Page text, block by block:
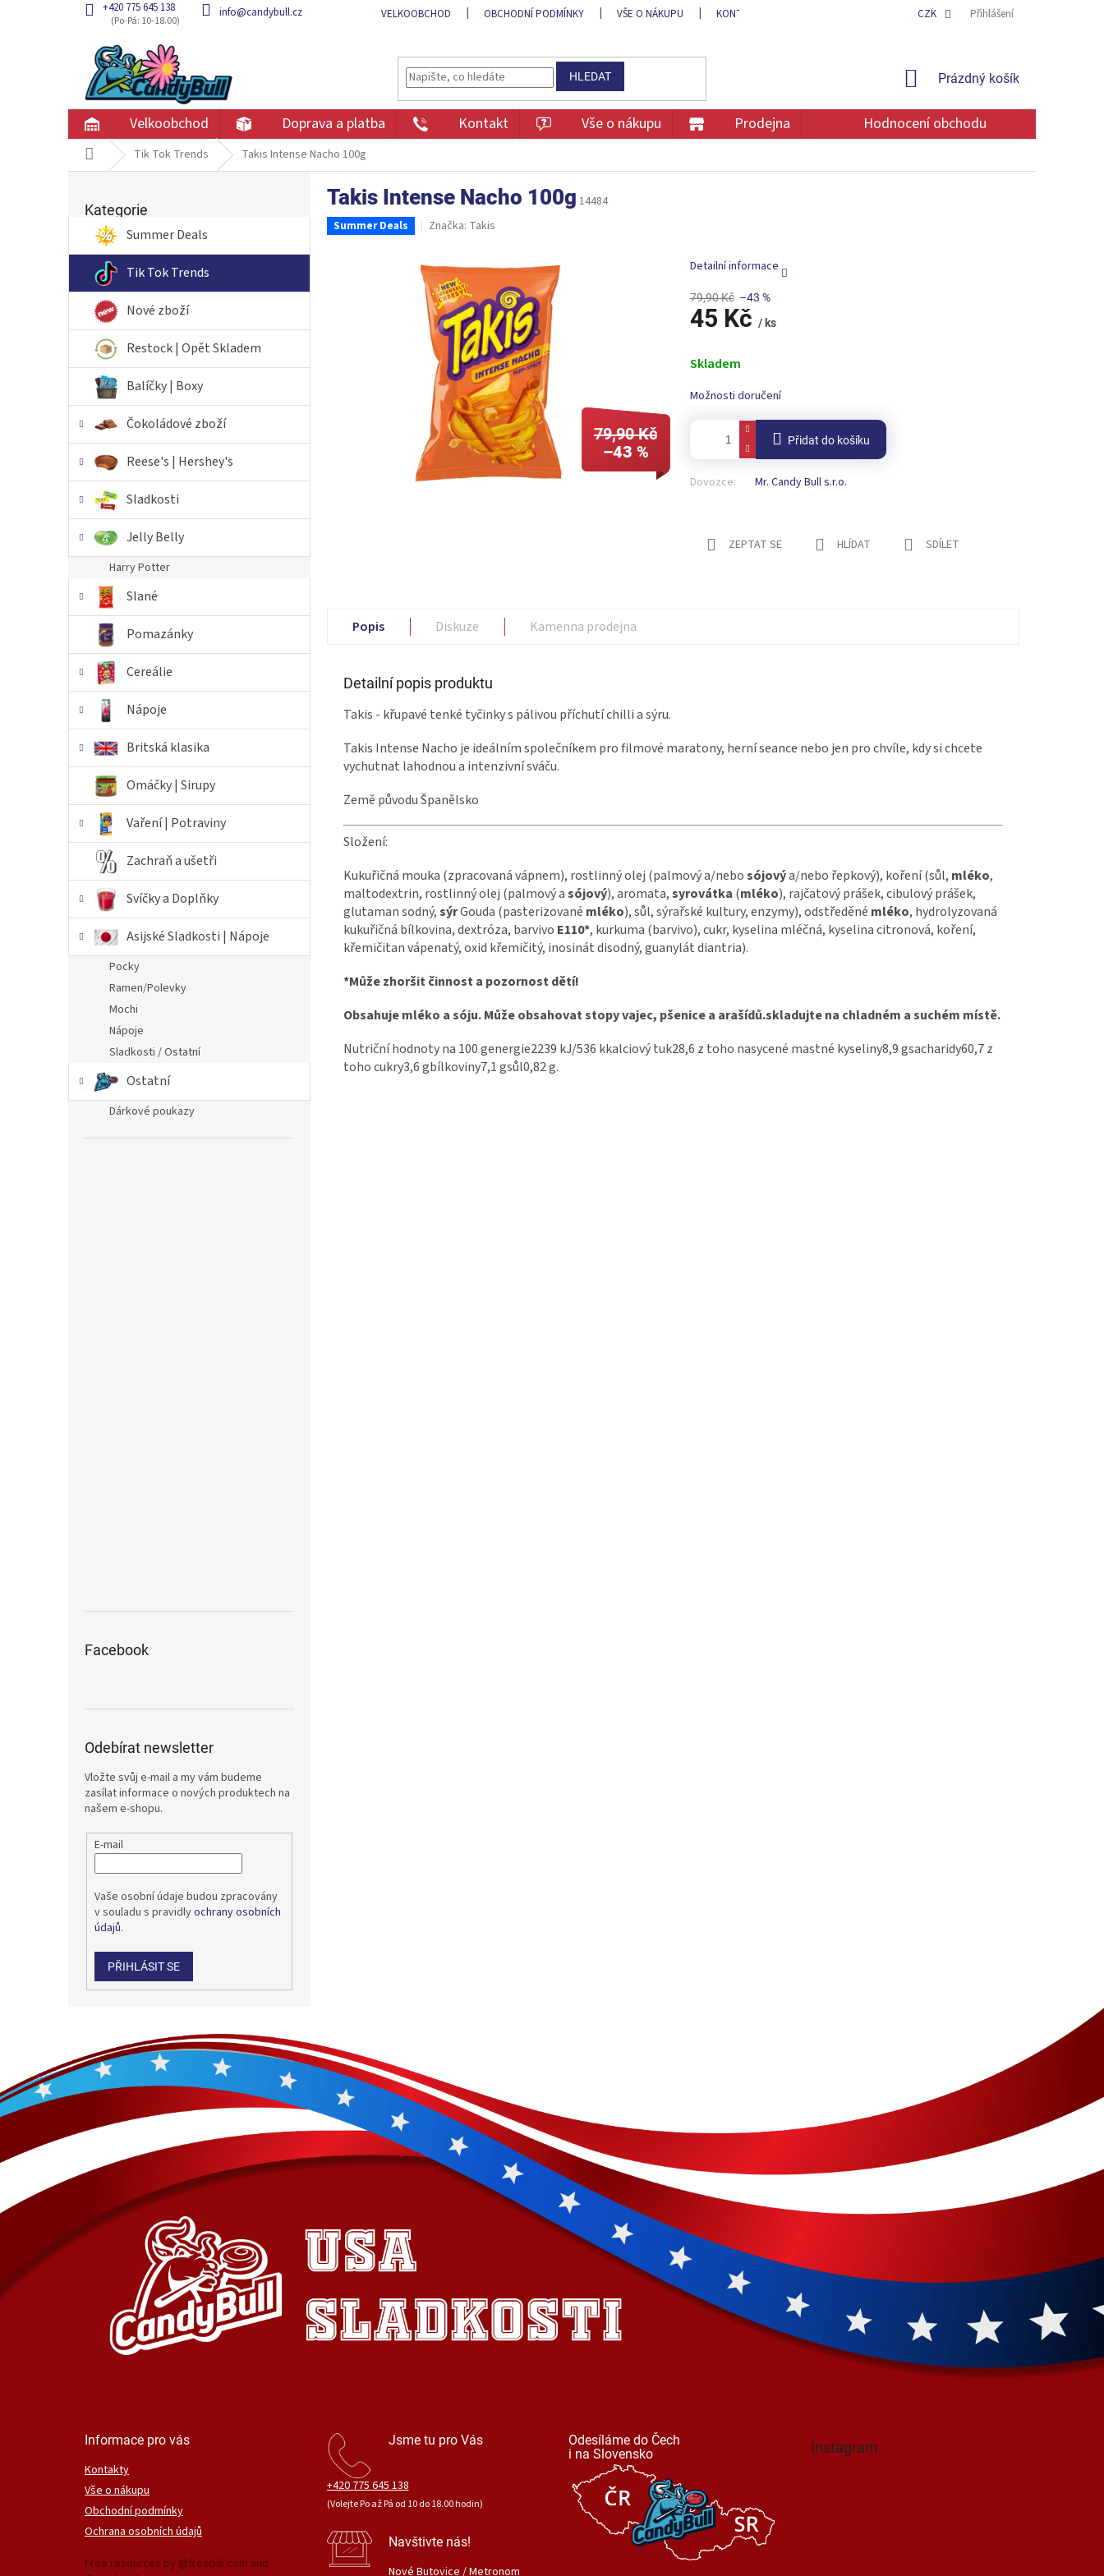
+420 775 645 138 info@candybull.cz VELKOOBCHOD OBCHODNÍ PODMÍNKY VŠE O NÁKUPU KONTAKT OCHRANA OSOBNÍCH ÚDAJŮCZK Přihlášení
HLEDAT
NÁKUPNÍ
Prázdný košík
Velkoobchod Doprava a platba Kontakt Vše o nákupu Prodejna Hodnocení obchodu
Domů Tik Tok Trends Takis Intense Nacho 100g
r
n
í
kategorie
Kategorie
Summer Deals
Tik Tok Trends
Nové zboží
Restock | Opět Skladem
Balíčky | Boxy
Čokoládové zboží
Reese's | Hershey's
Sladkosti
Jelly Belly
Harry Potter
Slané
Pomazánky
Cereálie
Nápoje
Britská klasika
Omáčky | Sirupy
Vaření | Potraviny
Zachraň a ušetři
Svíčky a Doplňky
Asijské Sladkosti | Nápoje
Pocky
Ramen/Polevky
Mochi
Nápoje
Sladkosti / Ostatní
Ostatní
Dárkové poukazy
Facebook
Odebírat newsletter
Vložte svůj e-mail a my vám budeme
zasílat informace o nových produktech na
našem e-shopu.
E-mail
Vaše osobní údaje budou zpracovány
v souladu s pravidlyochrany osobních
údajů.
PŘIHLÁSIT SE
Takis Intense Nacho 100g 14484
Summer Deals Značka: Takis
79,90 Kč
–43 %
79,90 Kč –43 %
45 Kč / ks
cena:
Skladem
Možnosti doručení
Přidat do košíku
Dovozce: Mr. Candy Bull s.r.o.
Detailní informace
ZEPTAT SE HLÍDAT SDÍLET
Popis Diskuze Kamenna prodejna
Detailní popis produktu
Takis - křupavé tenké tyčinky s pálivou příchutí chilli a sýru.
Takis Intense Nacho je ideálním společníkem pro filmové maratony, herní seance nebo jen pro chvíle, kdy si chcete
vychutnat lahodnou a intenzivní sváču.
Země původu Španělsko
Složení:
Kukuřičná mouka (zpracovaná vápnem), rostlinný olej (palmový a/nebosójovýa/nebo řepkový), koření (sůl, mléko,
maltodextrin, rostlinný olej (palmový asójový), aromata,syrovátka (mléko), rajčatový prášek, cibulový prášek,
glutaman sodný,sýrGouda (pasterizované mléko), sůl, sýrařské kultury, enzymy), odstředěné mléko, hydrolyzovaná
kukuřičná bílkovina, dextróza, barvivo E110*, kurkuma (barvivo), cukr, kyselina mléčná, kyselina citronová, koření,
křemičitan vápenatý, oxid křemičitý, inosinát disodný, guanylát diantria).
*Může zhoršit činnost a pozornost dětí!
Obsahuje mléko a sóju. Může obsahovat stopy vajec, pšenice a arašídů.skladujte na chladném a suchém místě.
Nutriční hodnoty na 100 genergie2239 kJ/536 kkalciový tuk28,6 z toho nasycené mastné kyseliny8,9 gsacharidy60,7 z
toho cukry3,6 gbílkoviny7,1 gsůl0,82 g.
t
í
Informace pro vás
Kontakty
Vše o nákupu
Obchodní podmínky
Ochrana osobních údajů
Free resources by @freepik.com and
Jsme tu pro Vás
+420 775 645 138
(Volejte Po až Pá od 10 do 18.00 hodin)
Navštivte nás!
Nové Butovice / Metronom
Odesíláme do Čech
i na Slovensko
Instagram